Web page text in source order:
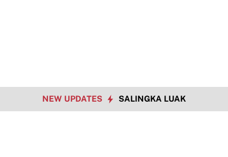
NEW UPDATES SALINGKA LUAK